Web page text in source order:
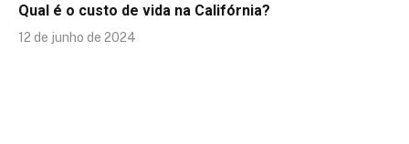
Qual é o custo de vida na Califórnia?
12 de junho de 2024